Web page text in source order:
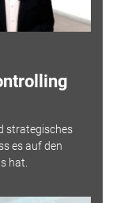
strategisches
es auf den
hat.